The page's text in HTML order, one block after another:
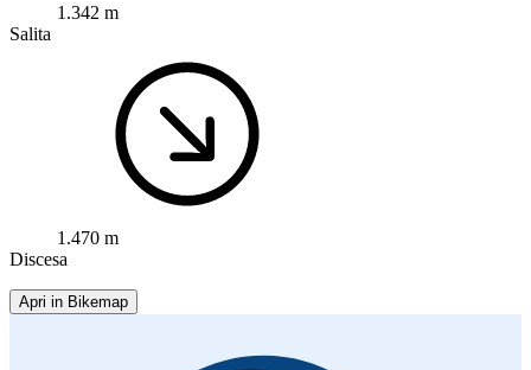
1.342 m
Salita
1.470 m
Discesa
Apri in Bikemap